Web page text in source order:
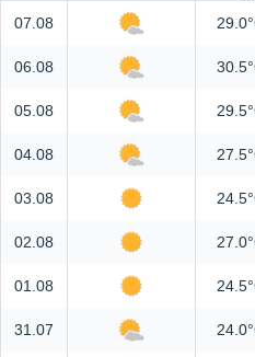
07.08
06.08
05.08
04.08
03.08
02.08
01.08
31.07